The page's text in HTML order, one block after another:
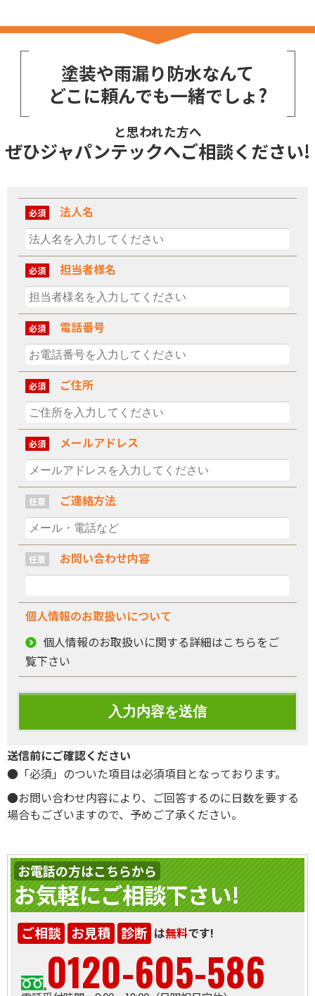
塗装や雨漏り防水なんて
どこに頼んでも一緒でしょ?
と思われた方へ
ぜひジャパンテックへご相談ください!
法人名
必須
担当者様名
必須
電話番号
必須
ご住所
必須
メールアドレス
必須
ご連絡方法
任意
お問い合わせ内容
任意
個人情報のお取扱いについて
個人情報のお取扱いに関する詳細はこちらをご
覧下さい
送信前にご確認ください
●「必須」のついた項目は必須項目となっております。
●お問い合わせ内容により、ご回答するのに日数を要する
場合もございますので、予めご了承ください。
お電話の方はこちらから
お気軽にご相談下さい!
ご相談 お見積 診断 は無料です!
0120-605-586